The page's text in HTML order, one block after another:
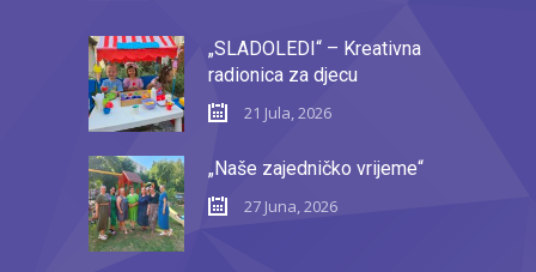
„SLADOLEDI“ – Kreativna
radionica za djecu
21 Jula, 2026
„Naše zajedničko vrijeme“
27 Juna, 2026